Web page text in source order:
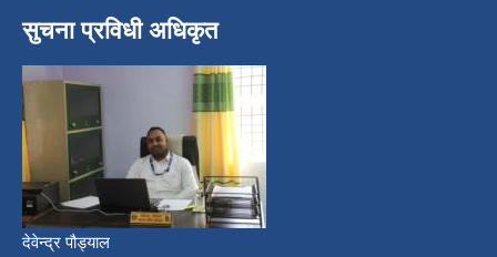
सुचना प्रविधी अधिकृत
देवेन्द्र पौड्याल